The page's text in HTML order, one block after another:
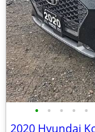
• • • • •
2020 Hyundai